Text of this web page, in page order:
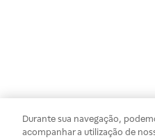
Durante sua navegação,
acompanhar a utilização de